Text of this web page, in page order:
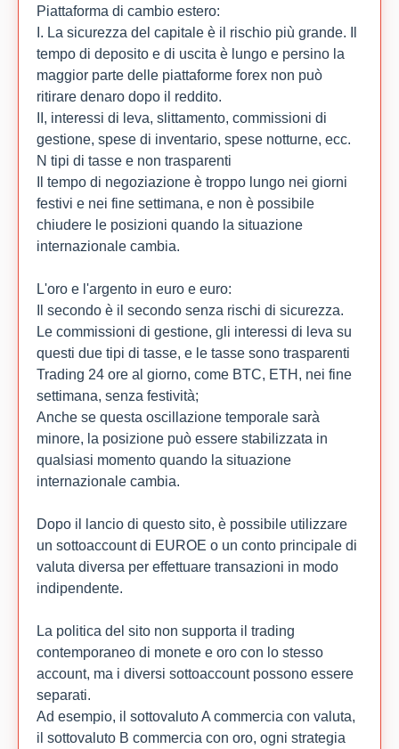
Piattaforma di cambio estero:
I. La sicurezza del capitale è il rischio più grande. Il
tempo di deposito e di uscita è lungo e persino la
maggior parte delle piattaforme forex non può
ritirare denaro dopo il reddito.
II, interessi di leva, slittamento, commissioni di
gestione, spese di inventario, spese notturne, ecc.
N tipi di tasse e non trasparenti
Il tempo di negoziazione è troppo lungo nei giorni
festivi e nei fine settimana, e non è possibile
chiudere le posizioni quando la situazione
internazionale cambia.
L'oro e l'argento in euro e euro:
Il secondo è il secondo senza rischi di sicurezza.
Le commissioni di gestione, gli interessi di leva su
questi due tipi di tasse, e le tasse sono trasparenti
Trading 24 ore al giorno, come BTC, ETH, nei fine
settimana, senza festività;
Anche se questa oscillazione temporale sarà
minore, la posizione può essere stabilizzata in
qualsiasi momento quando la situazione
internazionale cambia.
Dopo il lancio di questo sito, è possibile utilizzare
un sottoaccount di EUROE o un conto principale di
valuta diversa per effettuare transazioni in modo
indipendente.
La politica del sito non supporta il trading
contemporaneo di monete e oro con lo stesso
account, ma i diversi sottoaccount possono essere
separati.
Ad esempio, il sottovaluto A commercia con valuta,
il sottovaluto B commercia con oro, ogni strategia